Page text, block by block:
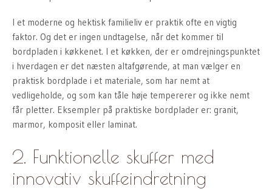
I et moderne og hektisk familieliv er praktik ofte en vigtig
faktor. Og det er ingen undtagelse, når det kommer til
bordpladen i køkkenet. I et køkken, der er omdrejningspunktet
i hverdagen er det næsten altafgørende, at man vælger en
praktisk bordplade i et materiale, som har nemt at
vedligeholde, og som kan tåle høje tempererer og ikke nemt
får pletter. Eksempler på praktiske bordplader er: granit,
marmor, komposit eller laminat.
2. Funktionelle skuffer med
innovativ skuffeindretning